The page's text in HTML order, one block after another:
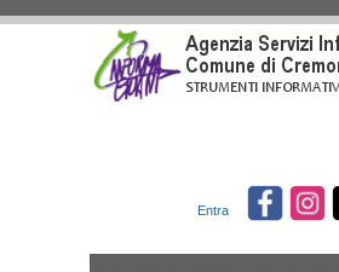
Entra